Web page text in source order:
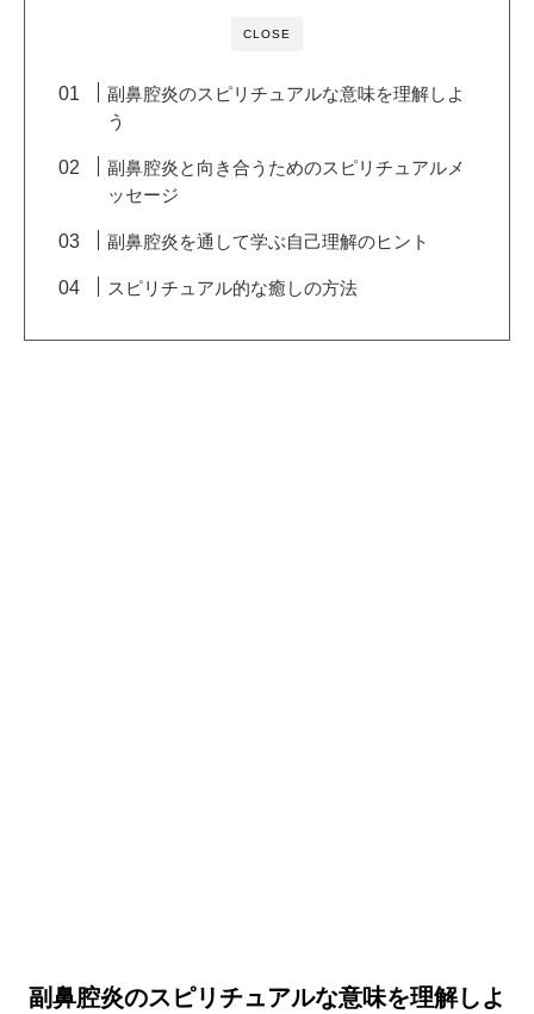
CLOSE
副鼻腔炎のスピリチュアルな意味を理解しよ
う
副鼻腔炎と向き合うためのスピリチュアルメ
ッセージ
副鼻腔炎を通して学ぶ自己理解のヒント
スピリチュアル的な癒しの方法
副鼻腔炎のスピリチュアルな意味を理解しよ